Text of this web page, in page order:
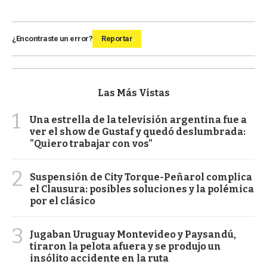
¿Encontraste un error? Reportar
Las Más Vistas
1
Una estrella de la televisión argentina fue a
ver el show de Gustaf y quedó deslumbrada:
"Quiero trabajar con vos"
2
Suspensión de City Torque-Peñarol complica
el Clausura: posibles soluciones y la polémica
por el clásico
3
Jugaban Uruguay Montevideo y Paysandú,
tiraron la pelota afuera y se produjo un
insólito accidente en la ruta